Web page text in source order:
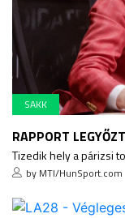
SAKK
RAPPORT
Tizedik hely a párizsi
by MTI/HunSport.com